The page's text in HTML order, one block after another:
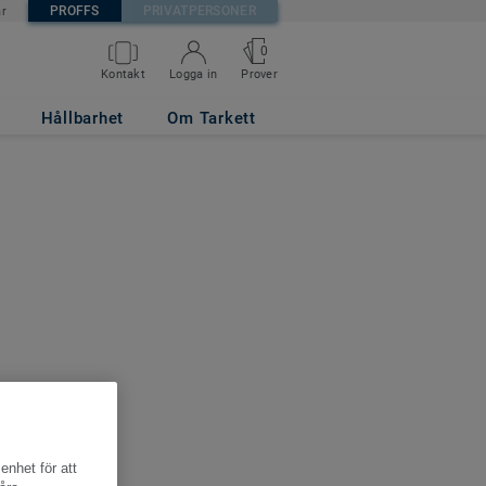
PROFFS PRIVATPERSONER
Kontakt Logga in
0
Prover
Hållbarhet Om Tarkett
för att